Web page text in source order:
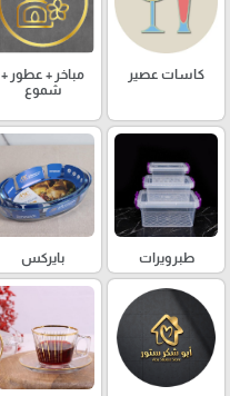
كاسات عصير
مباخر + عطور +
شموع
طبرويرات بايركس